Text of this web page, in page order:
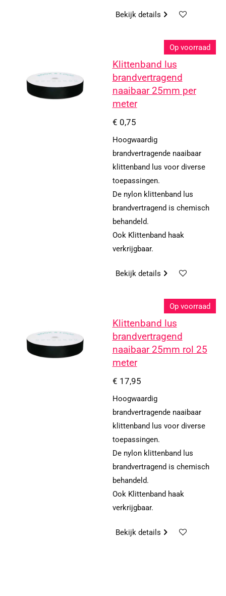
Bekijk details
Op voorraad
Klittenband lus
brandvertragend
naaibaar 25mm per
meter
€ 0,75
Hoogwaardig
brandvertragende naaibaar
klittenband lus voor diverse
toepassingen.
De nylon klittenband lus
brandvertragend is chemisch
behandeld.
Ook Klittenband haak
verkrijgbaar.
Bekijk details
Op voorraad
Klittenband lus
brandvertragend
naaibaar 25mm rol 25
meter
€ 17,95
Hoogwaardig
brandvertragende naaibaar
klittenband lus voor diverse
toepassingen.
De nylon klittenband lus
brandvertragend is chemisch
behandeld.
Ook Klittenband haak
verkrijgbaar.
Bekijk details